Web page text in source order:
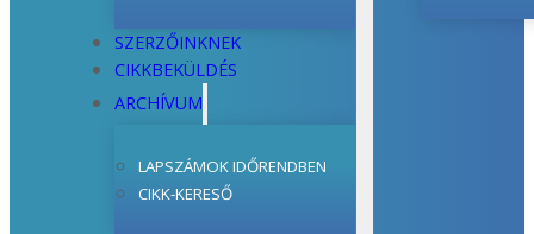
SZERZŐINKNEK
CIKKBEKÜLDÉS
ARCHÍVUM
LAPSZÁMOK IDŐRENDBEN
CIKK-KERESŐ